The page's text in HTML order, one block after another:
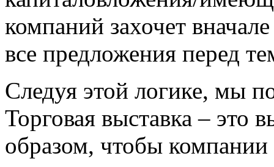
компаний захочет
все предложения перед
Следуя этой логике, мы
Торговая выставка – это
образом, чтобы